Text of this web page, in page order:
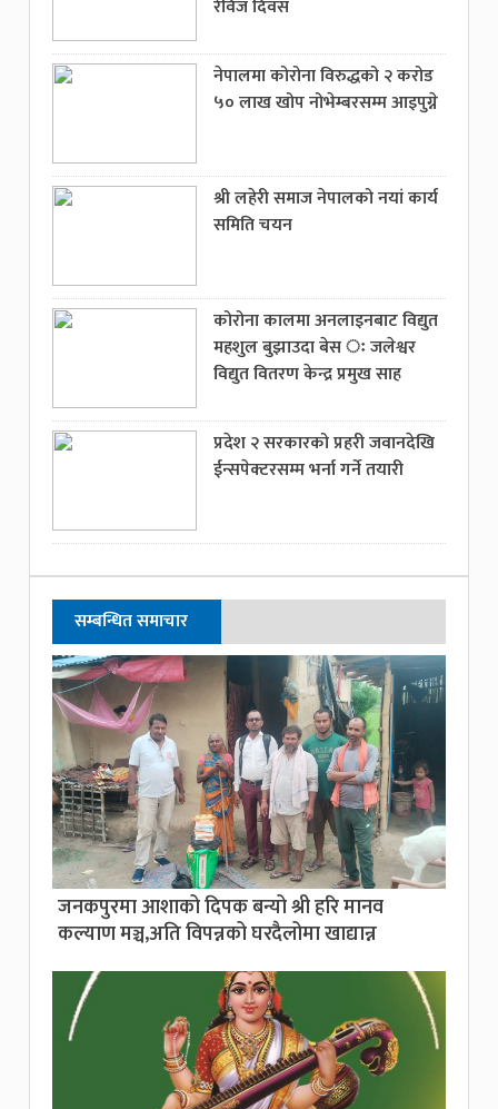
रेविज दिवस
नेपालमा कोरोना विरुद्धको २ करोड
५० लाख खोप नोभेम्बरसम्म आइपुग्ने
श्री लहेरी समाज नेपालको नयां कार्य
समिति चयन
कोरोना कालमा अनलाइनबाट विद्युत
महशुल बुझाउदा बेस ः जलेश्वर
विद्युत वितरण केन्द्र प्रमुख साह
प्रदेश २ सरकारको प्रहरी जवानदेखि
ईन्सपेक्टरसम्म भर्ना गर्ने तयारी
सम्बन्धित समाचार
जनकपुरमा आशाको दिपक बन्यो श्री हरि मानव
कल्याण मञ्च,अति विपन्नको घरदैलोमा खाद्यान्न